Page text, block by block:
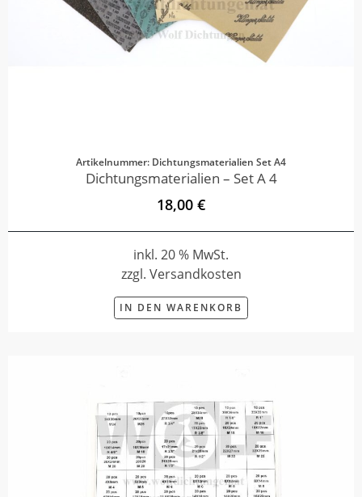
Artikelnummer: Dichtungsmaterialien Set A4
Dichtungsmaterialien – Set A 4
18,00 €
inkl. 20 % MwSt.
zzgl. Versandkosten
IN DEN WARENKORB